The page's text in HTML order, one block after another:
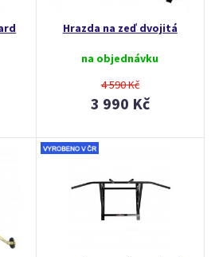
Hrazda na zeď dvojitá
na objednávku
4 590 Kč
3 990 Kč